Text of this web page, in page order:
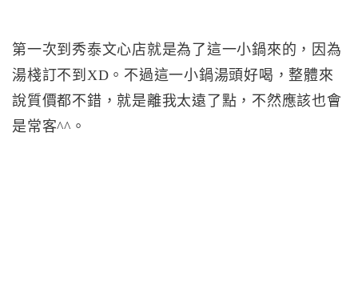
第一次到秀泰文心店就是為了這一小鍋來的，因為
湯棧訂不到XD。不過這一小鍋湯頭好喝，整體來
說質價都不錯，就是離我太遠了點，不然應該也會
是常客^^。